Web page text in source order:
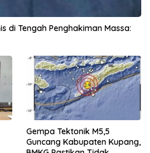
di Tengah Penghakiman Massa:
Gempa Tektonik M5,5
Guncang Kabupaten Kupang,